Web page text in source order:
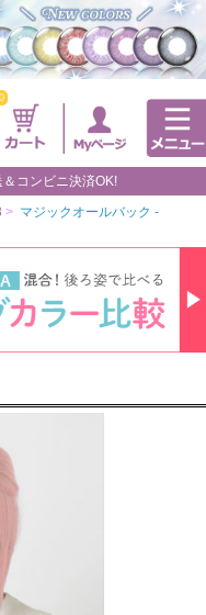
0
コンビニ決済OK!
> マジックオールバック -